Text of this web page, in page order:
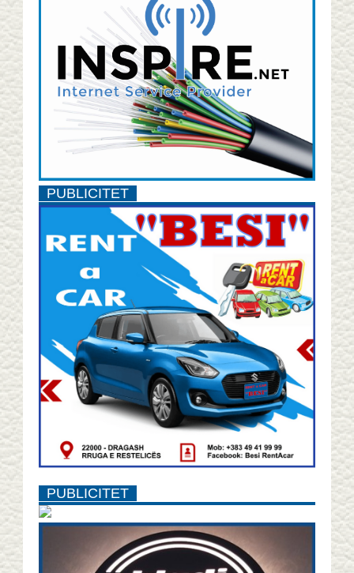
PUBLICITET
PUBLICITET